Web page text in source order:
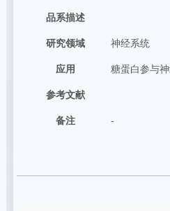
品系描述
研究领域
神经系统
应用
糖蛋白参与
参考文献
备注
-